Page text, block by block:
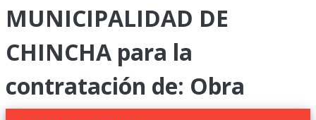
MUNICIPALIDAD DE
CHINCHA para la
contratación de: Obra